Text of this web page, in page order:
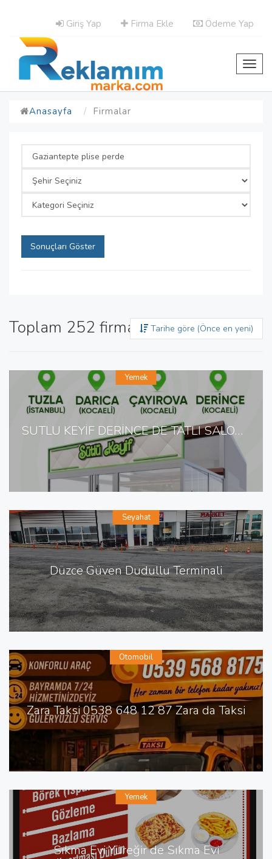
Giriş Yap Firma Ekle Ödeme Yap
Anasayfa Firmalar
Sonuçları Göster
Toplam 252 firma bulunduTarihe göre (Önce en yeni)
SÜTLÜ KEYİF DERİNCE DE TATLI SALONU
Yemek
Düzce Güven Dudullu Terminali
Seyahat
Zara Taksi 0538 648 12 87 Zara da Taksi
Otomobil
Sıkma Evi Yüreğir de Sıkma Evi
Yemek